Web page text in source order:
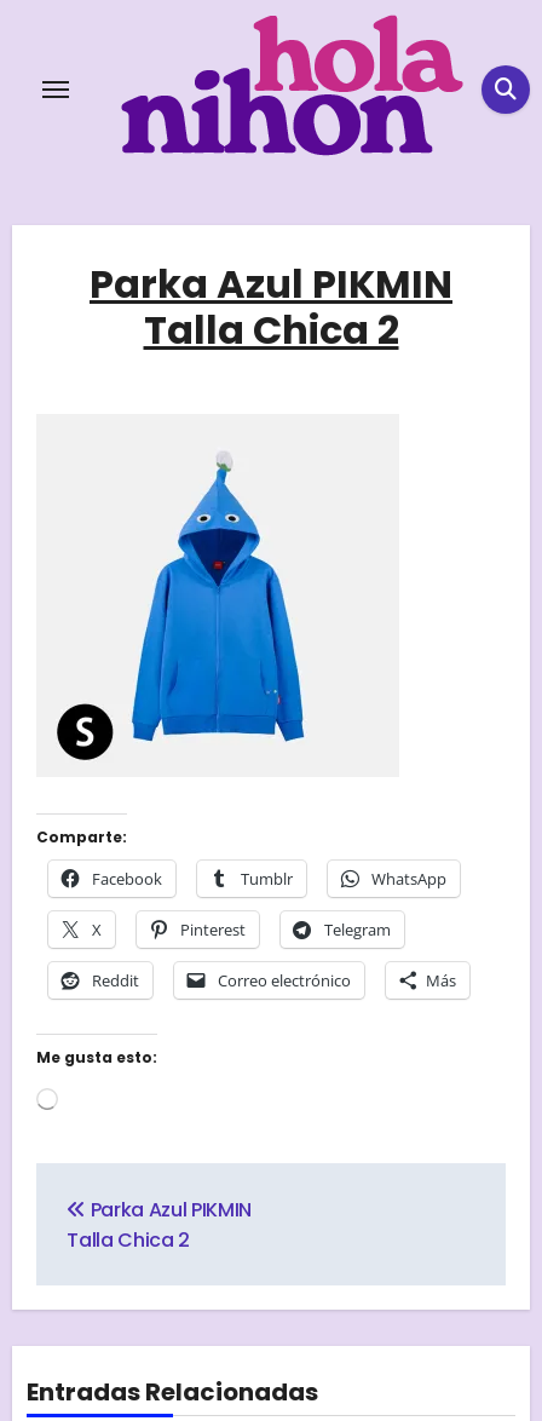
content
Parka Azul PIKMIN
Talla Chica 2
Comparte:
Facebook Tumblr WhatsApp
X Pinterest Telegram
Reddit Correo electrónico Más
Me gusta esto:
Cargando...
de
entradas
Parka Azul PIKMIN
Talla Chica 2
Entradas Relacionadas